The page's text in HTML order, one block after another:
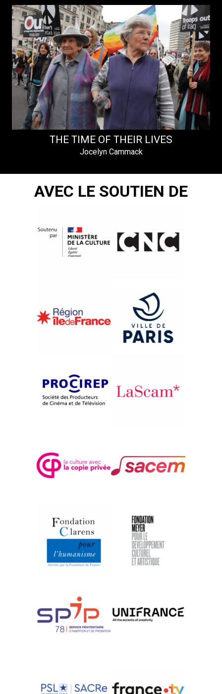
THE TIME OF THEIR LIVES
Jocelyn Cammack
AVEC LE SOUTIEN DE